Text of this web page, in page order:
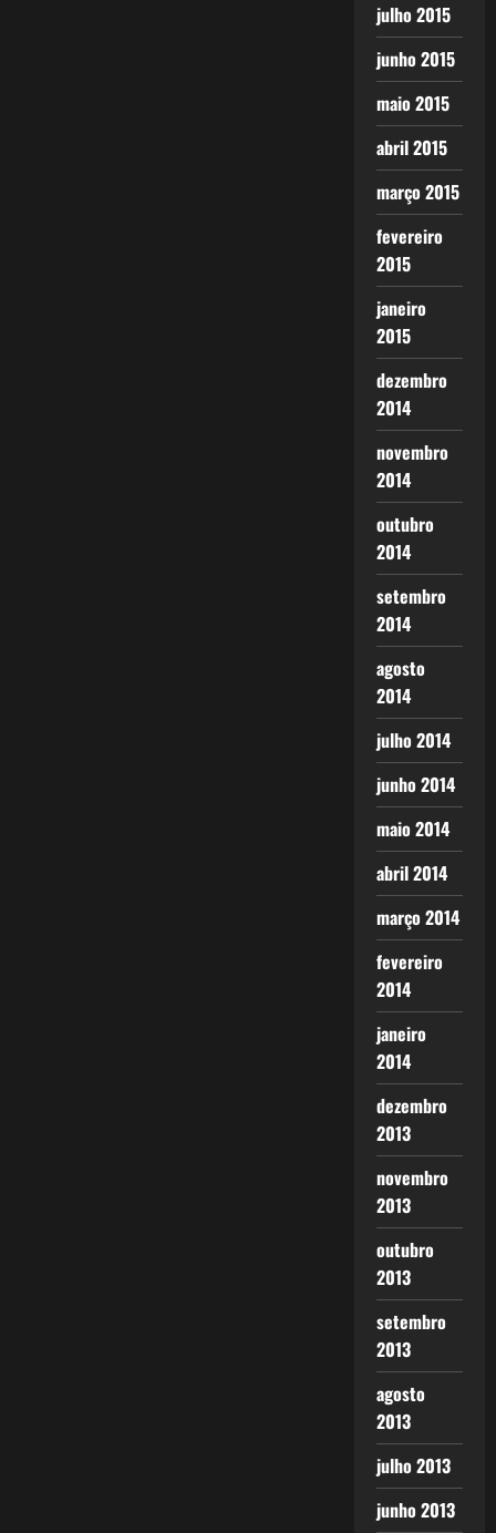
julho 2015
junho 2015
maio 2015
abril 2015
março 2015
fevereiro
2015
janeiro
2015
dezembro
2014
novembro
2014
outubro
2014
setembro
2014
agosto
2014
julho 2014
junho 2014
maio 2014
abril 2014
março 2014
fevereiro
2014
janeiro
2014
dezembro
2013
novembro
2013
outubro
2013
setembro
2013
agosto
2013
julho 2013
junho 2013